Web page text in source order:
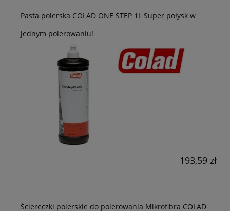
Pasta polerska COLAD ONE STEP 1L Super połysk w
jednym polerowaniu!
193,59 zł
Ściereczki polerskie do polerowania Mikrofibra COLAD